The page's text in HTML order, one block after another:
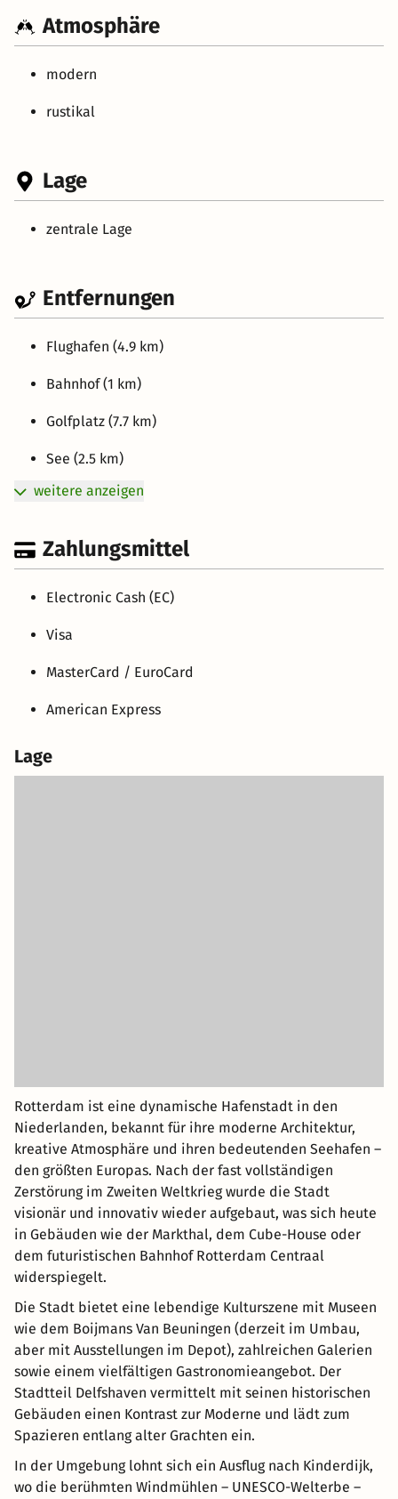
Atmosphäre
modern
rustikal
Lage
zentrale Lage
Entfernungen
Flughafen (4.9 km)
Bahnhof (1 km)
Golfplatz (7.7 km)
See (2.5 km)
weitere anzeigen
Zahlungsmittel
Electronic Cash (EC)
Visa
MasterCard / EuroCard
American Express
Lage
Rotterdam ist eine dynamische Hafenstadt in den
Niederlanden, bekannt für ihre moderne Architektur,
kreative Atmosphäre und ihren bedeutenden Seehafen –
den größten Europas. Nach der fast vollständigen
Zerstörung im Zweiten Weltkrieg wurde die Stadt
visionär und innovativ wieder aufgebaut, was sich heute
in Gebäuden wie der Markthal, dem Cube-House oder
dem futuristischen Bahnhof Rotterdam Centraal
widerspiegelt.
Die Stadt bietet eine lebendige Kulturszene mit Museen
wie dem Boijmans Van Beuningen (derzeit im Umbau,
aber mit Ausstellungen im Depot), zahlreichen Galerien
sowie einem vielfältigen Gastronomieangebot. Der
Stadtteil Delfshaven vermittelt mit seinen historischen
Gebäuden einen Kontrast zur Moderne und lädt zum
Spazieren entlang alter Grachten ein.
In der Umgebung lohnt sich ein Ausflug nach Kinderdijk,
wo die berühmten Windmühlen – UNESCO-Welterbe –